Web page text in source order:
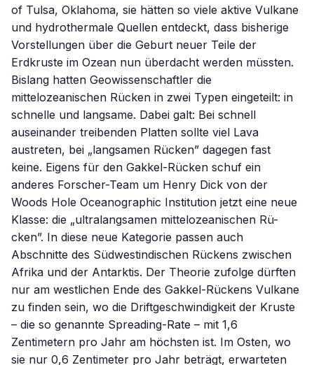
of Tulsa, Oklahoma, sie hätten so viele aktive Vulkane
und hydrothermale Quellen entdeckt, dass bisherige
Vorstellungen über die Geburt neuer Teile der
Erdkruste im Ozean nun überdacht werden müssten.
Bislang hatten Geowissenschaftler die
mittelozeanischen Rücken in zwei Typen eingeteilt: in
schnelle und langsame. Dabei galt: Bei schnell
auseinander treibenden Platten sollte viel Lava
austreten, bei „langsamen Rücken” dagegen fast
keine. Eigens für den Gakkel-Rücken schuf ein
anderes Forscher-Team um Henry Dick von der
Woods Hole Oceanographic Institution jetzt eine neue
Klasse: die „ultralangsamen mittelozeanischen Rü-
cken”. In diese neue Kategorie passen auch
Abschnitte des Südwestindischen Rückens zwischen
Afrika und der Antarktis. Der Theorie zufolge dürften
nur am westlichen Ende des Gakkel-Rückens Vulkane
zu finden sein, wo die Driftgeschwindigkeit der Kruste
– die so genannte Spreading-Rate – mit 1,6
Zentimetern pro Jahr am höchsten ist. Im Osten, wo
sie nur 0,6 Zentimeter pro Jahr beträgt, erwarteten